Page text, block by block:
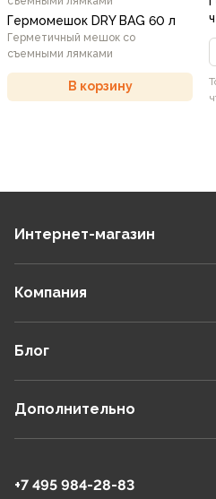
Гермомешок DRY BAG 60 л
Герметичный мешок со
съемными лямками
В корзину
Интернет-магазин
Компания
Блог
Дополнительно
+7 495 984-28-83